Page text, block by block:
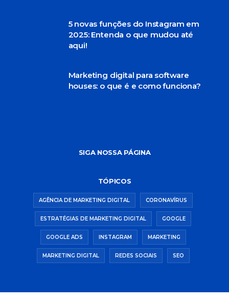
5 novas funções do Instagram em
2025: Entenda o que mudou até
aqui!
Marketing digital para software
houses: o que é e como funciona?
SIGA NOSSA PÁGINA
TÓPICOS
AGÊNCIA DE MARKETING DIGITAL CORONAVÍRUS
ESTRATÉGIAS DE MARKETING DIGITAL GOOGLE
GOOGLE ADS INSTAGRAM MARKETING
MARKETING DIGITAL REDES SOCIAIS SEO